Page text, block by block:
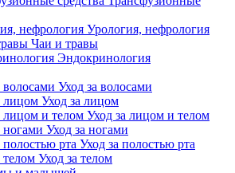
Урология, нефрология
Чаи и травы
Эндокринология
Уход за волосами
Уход за лицом
Уход за лицом и телом
Уход за ногами
Уход за полостью рта
Уход за телом